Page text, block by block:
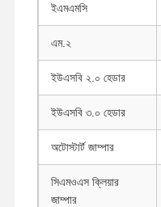
যোগাযোগ
ফায়ারওয়াল মিনি পিসি
ইন্ডাস্ট্রিয়াল মিনি পিসি
1U র্যাকমাউন্ট পিসি
POE মিনি পিসি
ইএমএমসি
এম.২
ইউএসবি ২.০ হেডার
ইউএসবি ৩.০ হেডার
অটোস্টার্ট জাম্পার
সিএমওএস ক্লিয়ার
জাম্পার